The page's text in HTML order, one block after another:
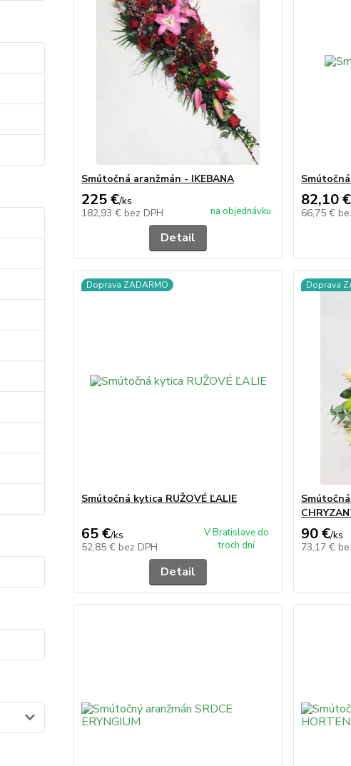
Smútočná aranžmán - IKEBANA
225 €/ks
182,93 € bez DPH na objednávku
Detail
82,10 €
66,75 €
Doprava ZADARMO
Smútočná kytica RUŽOVÉ ĽALIE
65 €/ks
52,85 € bez DPH
V Bratislave do
troch dní
Detail
Doprava
90 €/ks
73,17 €